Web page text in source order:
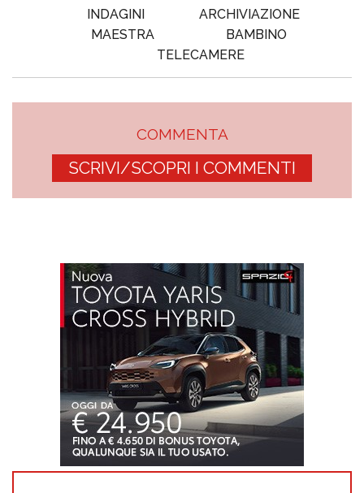
INDAGINI
ARCHIVIAZIONE
MAESTRA
BAMBINO
TELECAMERE
COMMENTA
SCRIVI/SCOPRI I COMMENTI